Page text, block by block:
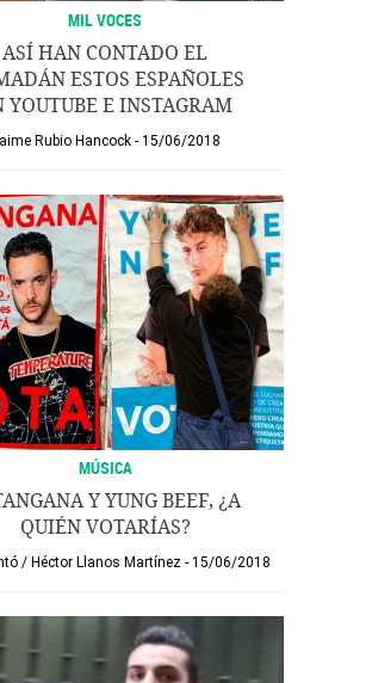
MIL VOCES
ASÍ HAN CONTADO EL
ESTOS ESPAÑOLES
YOUTUBE E INSTAGRAM
Rubio Hancock 15/06/2018
MÚSICA
Y YUNG BEEF, ¿A
QUIÉN VOTARÍAS?
/ Héctor Llanos Martínez 15/06/2018